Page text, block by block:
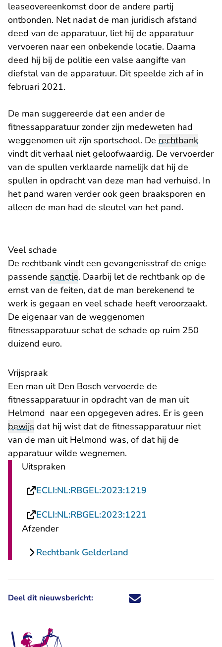
leaseovereenkomst door de andere partij
ontbonden. Net nadat de man juridisch afstand
deed van de apparatuur, liet hij de apparatuur
vervoeren naar een onbekende locatie. Daarna
deed hij bij de politie een valse aangifte van
diefstal van de apparatuur. Dit speelde zich af in
februari 2021.
De man suggereerde dat een ander de
fitnessapparatuur zonder zijn medeweten had
weggenomen uit zijn sportschool. De rechtbank
vindt dit verhaal niet geloofwaardig. De vervoerder
van de spullen verklaarde namelijk dat hij de
spullen in opdracht van deze man had verhuisd. In
het pand waren verder ook geen braaksporen en
alleen de man had de sleutel van het pand.
Veel schade
De rechtbank vindt een gevangenisstraf de enige
passende sanctie. Daarbij let de rechtbank op de
ernst van de feiten, dat de man berekenend te
werk is gegaan en veel schade heeft veroorzaakt.
De eigenaar van de weggenomen
fitnessapparatuur schat de schade op ruim 250
duizend euro.
Vrijspraak
Een man uit Den Bosch vervoerde de
fitnessapparatuur in opdracht van de man uit
Helmond naar een opgegeven adres. Er is geen
bewijs dat hij wist dat de fitnessapparatuur niet
van de man uit Helmond was, of dat hij de
apparatuur wilde wegnemen.
Uitspraken
ECLI:NL:RBGEL:2023:1219
ECLI:NL:RBGEL:2023:1221
Afzender
Rechtbank Gelderland
Deel dit nieuwsbericht: Deel dit nieuwsbericht via X -
Deel dit nieuwsbericht via
Deel dit nieuwsbericht
Deel dit